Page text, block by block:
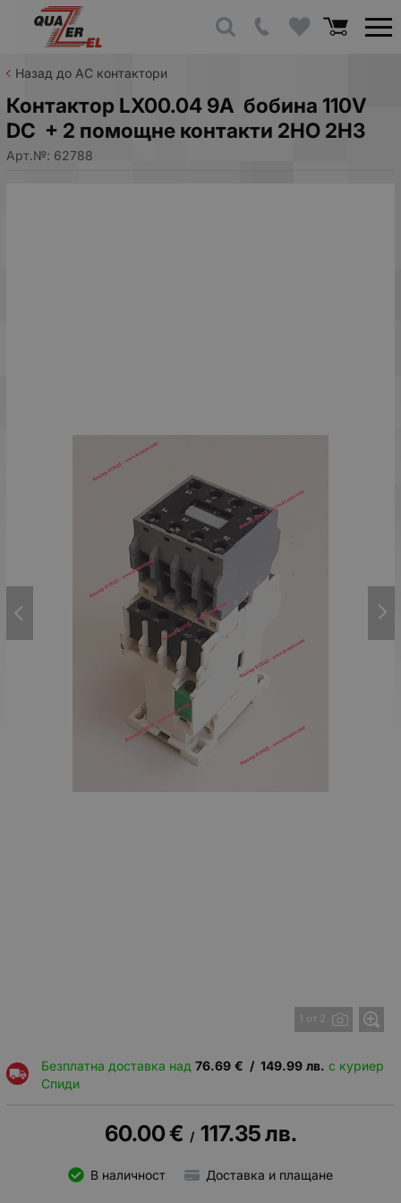
Назад до AC контактори
Контактор LX00.04 9A бобина 110V
DC + 2 помощне контакти 2НО 2НЗ
Арт.№: 62788
1 от 2
Безплатна доставка над 76.69 € / 149.99 лв. с куриер
Спиди
60.00€ / 117.35лв.
В наличност Доставка и плащане